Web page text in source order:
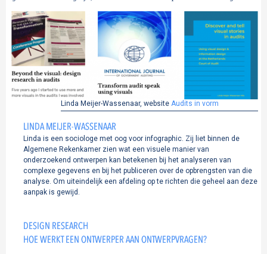
Linda Meijer-Wassenaar, website Audits in vorm
LINDA MEIJER-WASSENAAR
Linda is een sociologe met oog voor infographic. Zij liet binnen de
Algemene Rekenkamer zien wat een visuele manier van
onderzoekend ontwerpen kan betekenen bij het analyseren van
complexe gegevens en bij het publiceren over de opbrengsten van die
analyse. Om uiteindelijk een afdeling op te richten die geheel aan deze
aanpak is gewijd.
DESIGN RESEARCH
HOE WERKT EEN ONTWERPER AAN ONTWERPVRAGEN?